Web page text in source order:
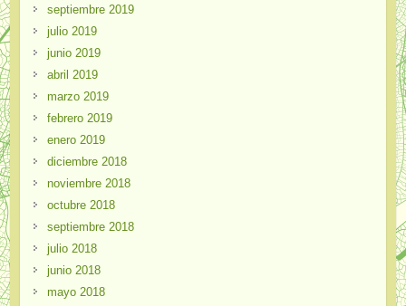
septiembre 2019
julio 2019
junio 2019
abril 2019
marzo 2019
febrero 2019
enero 2019
diciembre 2018
noviembre 2018
octubre 2018
septiembre 2018
julio 2018
junio 2018
mayo 2018